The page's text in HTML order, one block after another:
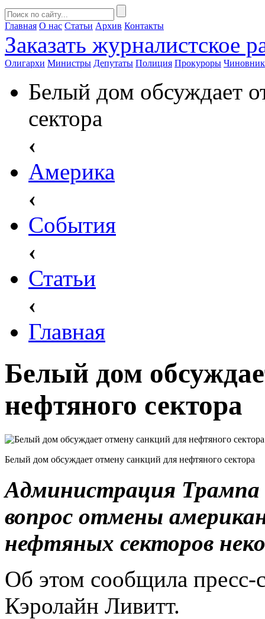
Главная О нас Статьи Архив Контакты
Заказать журналистское
Олигархи Министры Депутаты Полиция Прокуроры
Белый дом обсуждает
сектора
‹
Америка
‹
События
‹
Статьи
‹
Главная
Белый дом
нефтяного сектора
Белый дом обсуждает отмену санкций для нефтяного сектора
Администрация
вопрос отмены
нефтяных секторов
Об этом сообщила пресс-
Кэролайн Ливитт.